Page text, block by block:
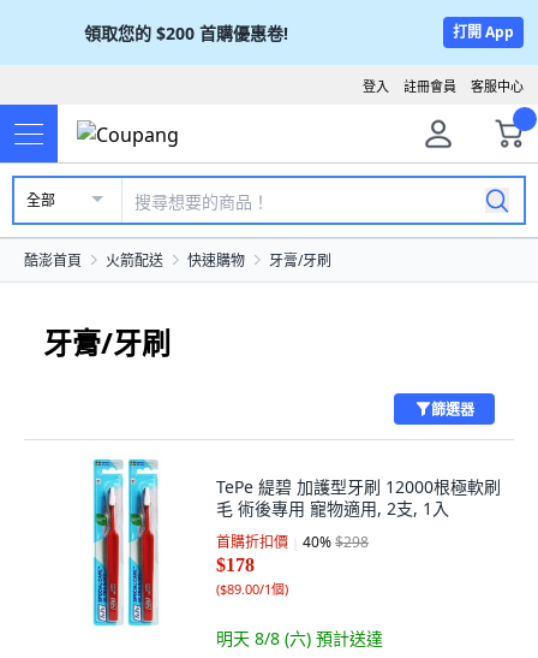
領取您的 $200 首購優惠卷! 打開 App
客服中心
註冊會員
登入
全部
酷澎首頁 火箭配送 快速購物 牙膏/牙刷
牙膏/牙刷
篩選器
TePe 緹碧 加護型牙刷 12000根極軟刷
毛 術後專用 寵物適用, 2支, 1入
首購折扣價 40%$298
$178
($89.00/1個)
明天 8/8 (六) 預計送達